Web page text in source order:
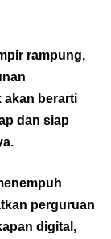
rampung,
akan berarti
dan siap
perguruan
digital,